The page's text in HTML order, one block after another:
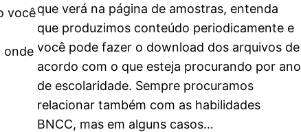
você
onde
que verá na página de amostras, entenda
que produzimos conteúdo periodicamente e
você pode fazer o download dos arquivos de
acordo com o que esteja procurando por ano
de escolaridade. Sempre procuramos
relacionar também com as habilidades
BNCC, mas em alguns casos…